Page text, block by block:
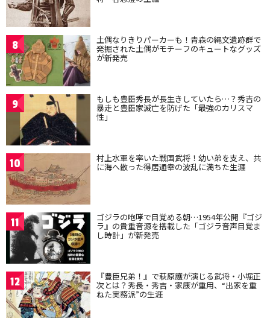
8 土偶なりきりパーカーも！青森の縄文遺跡群で
発掘された土偶がモチーフのキュートなグッズ
が新発売
9 もしも豊臣秀長が長生きしていたら…？秀吉の
暴走と豊臣家滅亡を防げた「最強のカリスマ
性」
10 村上水軍を率いた戦国武将！幼い弟を支え、共
に海へ散った得居通幸の波乱に満ちた生涯
11 ゴジラの咆哮で目覚める朝…1954年公開『ゴジ
ラ』の貴重音源を搭載した「ゴジラ音声目覚ま
し時計」が新発売
12 『豊臣兄弟！』で萩原護が演じる武将・小堀正
次とは？秀長・秀吉・家康が重用、“出家を重
ねた実務派”の生涯